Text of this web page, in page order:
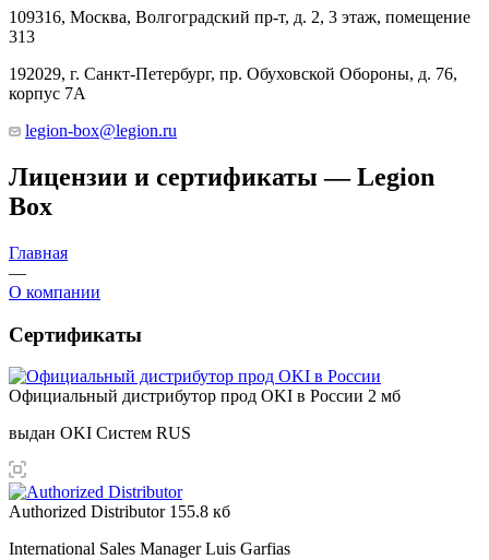
109316, Москва, Волгоградский пр-т, д. 2, 3 этаж, помещение
313
192029, г. Санкт-Петербург, пр. Обуховской Обороны, д. 76,
корпус 7А
legion-box@legion.ru
Лицензии и сертификаты — Legion
Box
Главная
—
О компании
Сертификаты
Официальный дистрибутор прод OKI в России 2 мб
выдан OKI Систем RUS
Authorized Distributor 155.8 кб
International Sales Manager Luis Garfias